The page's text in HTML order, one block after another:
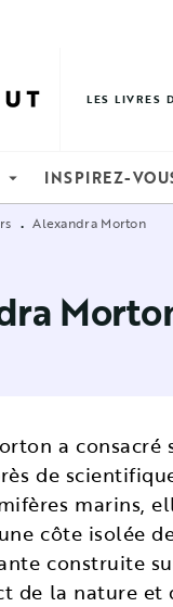
LES LIVRES
arrow_drop_down INSPIREZ-
• Alexandra Morton
a consacré
de
marins,
côte isolée
construite
de la nature et